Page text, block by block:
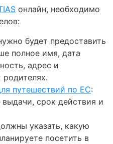
онлайн, необходимо
будет предоставить
полное имя, дата
адрес и
путешествий по ЕС:
срок действия и
указать, какую
посетить в